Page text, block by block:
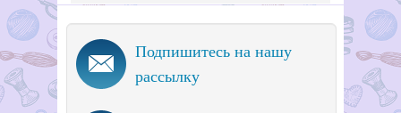
Подпишитесь на нашу
рассылку